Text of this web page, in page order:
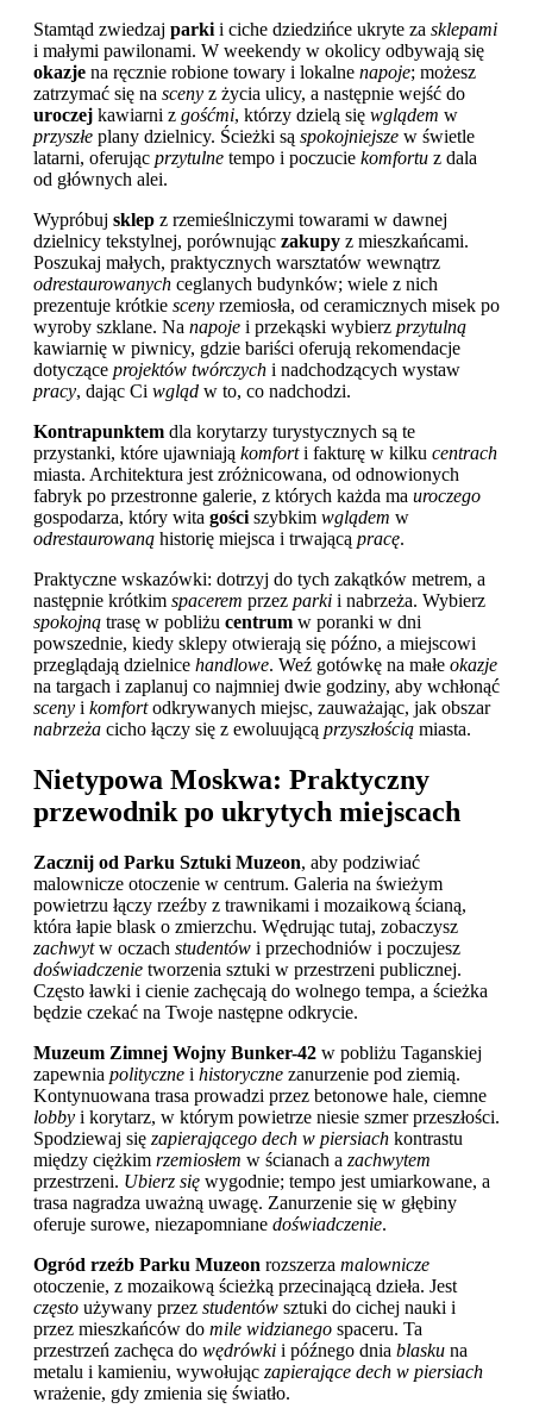
Stamtąd zwiedzaj parki i ciche dziedzińce ukryte za sklepami
i małymi pawilonami. W weekendy w okolicy odbywają się
okazje na ręcznie robione towary i lokalne napoje; możesz
zatrzymać się na sceny z życia ulicy, a następnie wejść do
uroczej kawiarni z gośćmi, którzy dzielą się wglądem w
przyszłe plany dzielnicy. Ścieżki są spokojniejsze w świetle
latarni, oferując przytulne tempo i poczucie komfortu z dala
od głównych alei.
Wypróbuj sklep z rzemieślniczymi towarami w dawnej
dzielnicy tekstylnej, porównując zakupy z mieszkańcami.
Poszukaj małych, praktycznych warsztatów wewnątrz
odrestaurowanych ceglanych budynków; wiele z nich
prezentuje krótkie sceny rzemiosła, od ceramicznych misek po
wyroby szklane. Na napoje i przekąski wybierz przytulną
kawiarnię w piwnicy, gdzie bariści oferują rekomendacje
dotyczące projektów twórczych i nadchodzących wystaw
pracy, dając Ci wgląd w to, co nadchodzi.
Kontrapunktem dla korytarzy turystycznych są te
przystanki, które ujawniają komforti fakturę w kilku centrach
miasta. Architektura jest zróżnicowana, od odnowionych
fabryk po przestronne galerie, z których każda ma uroczego
gospodarza, który wita gości szybkim wglądem w
odrestaurowaną historię miejsca i trwającą pracę.
Praktyczne wskazówki: dotrzyj do tych zakątków metrem, a
następnie krótkim spacerem przez parki i nabrzeża. Wybierz
spokojną trasę w pobliżu centrum w poranki w dni
powszednie, kiedy sklepy otwierają się późno, a miejscowi
przeglądają dzielnice handlowe. Weź gotówkę na małe okazje
na targach i zaplanuj co najmniej dwie godziny, aby wchłonąć
sceny i komfortodkrywanych miejsc, zauważając, jak obszar
nabrzeża cicho łączy się z ewoluującą przyszłością miasta.
Nietypowa Moskwa: Praktyczny
przewodnik po ukrytych miejscach
Zacznij od Parku Sztuki Muzeon, aby podziwiać
malownicze otoczenie w centrum. Galeria na świeżym
powietrzu łączy rzeźby z trawnikami i mozaikową ścianą,
która łapie blask o zmierzchu. Wędrując tutaj, zobaczysz
zachwytw oczach studentów i przechodniów i poczujesz
doświadczenie tworzenia sztuki w przestrzeni publicznej.
Często ławki i cienie zachęcają do wolnego tempa, a ścieżka
będzie czekać na Twoje następne odkrycie.
Muzeum Zimnej Wojny Bunker-42 w pobliżu Taganskiej
zapewnia polityczne i historyczne zanurzenie pod ziemią.
Kontynuowana trasa prowadzi przez betonowe hale, ciemne
lobby i korytarz, w którym powietrze niesie szmer przeszłości.
Spodziewaj się zapierającego dech w piersiach kontrastu
między ciężkim rzemiosłem w ścianach a zachwytem
przestrzeni. Ubierz się wygodnie; tempo jest umiarkowane, a
trasa nagradza uważną uwagę. Zanurzenie się w głębiny
oferuje surowe, niezapomniane doświadczenie.
Ogród rzeźb Parku Muzeon rozszerza malownicze
otoczenie, z mozaikową ścieżką przecinającą dzieła. Jest
często używany przez studentów sztuki do cichej nauki i
przez mieszkańców do mile widzianego spaceru. Ta
przestrzeń zachęca do wędrówki i późnego dnia blasku na
metalu i kamieniu, wywołując zapierające dech w piersiach
wrażenie, gdy zmienia się światło.